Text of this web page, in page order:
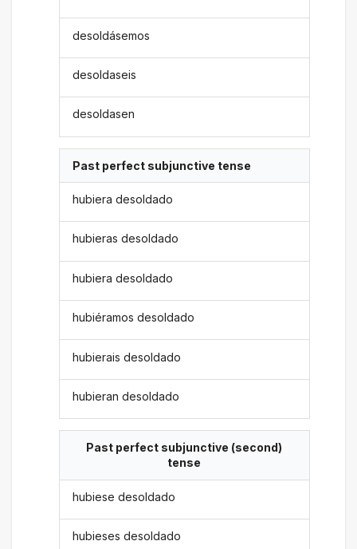
desoldásemos
desoldaseis
desoldasen
Past perfect subjunctive tense
hubiera desoldado
hubieras desoldado
hubiera desoldado
hubiéramos desoldado
hubierais desoldado
hubieran desoldado
Past perfect subjunctive (second)
tense
hubiese desoldado
hubieses desoldado